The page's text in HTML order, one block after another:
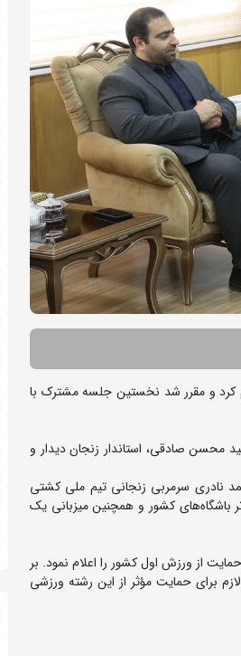
کرد و مقرر شد نخستین جلسه مشترک با
محسن صادقی، استاندار زنجان دیدار و
نادری سرمربی زنجانی تیم ملی کشتی
کشور و همچنین میزبانی یک
از ورزش اول کشور را اعلام نمود. بر
برای حمایت مؤثر از این رشته ورزشی